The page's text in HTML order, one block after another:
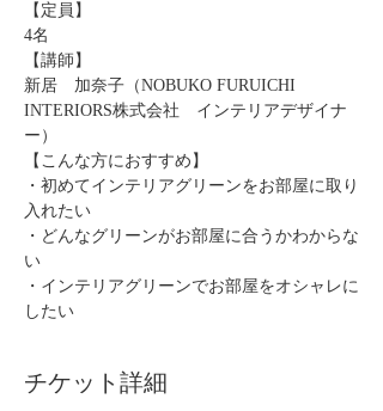
【定員】
4名
【講師】
新居　加奈子（NOBUKO FURUICHI
INTERIORS株式会社　インテリアデザイナ
ー）
【こんな方におすすめ】
・初めてインテリアグリーンをお部屋に取り
入れたい
・どんなグリーンがお部屋に合うかわからな
い
・インテリアグリーンでお部屋をオシャレに
したい
チケット詳細